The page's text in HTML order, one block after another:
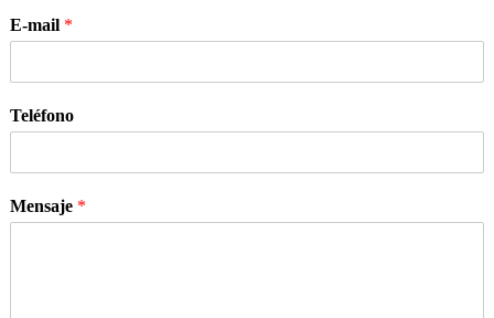
E-mail *
Teléfono
Mensaje *